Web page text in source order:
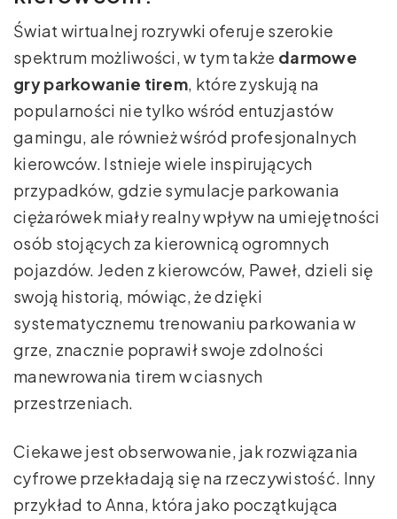
Świat wirtualnej rozrywki oferuje szerokie
spektrum możliwości, w tym także darmowe
gry parkowanie tirem, które zyskują na
popularności nie tylko wśród entuzjastów
gamingu, ale również wśród profesjonalnych
kierowców. Istnieje wiele inspirujących
przypadków, gdzie symulacje parkowania
ciężarówek miały realny wpływ na umiejętności
osób stojących za kierownicą ogromnych
pojazdów. Jeden z kierowców, Paweł, dzieli się
swoją historią, mówiąc, że dzięki
systematycznemu trenowaniu parkowania w
grze, znacznie poprawił swoje zdolności
manewrowania tirem w ciasnych
przestrzeniach.
Ciekawe jest obserwowanie, jak rozwiązania
cyfrowe przekładają się na rzeczywistość. Inny
przykład to Anna, która jako początkująca